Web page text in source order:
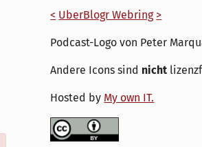
< UberBlogr Webring >
Podcast-Logo von Peter
Andere Icons sind nicht
Hosted by My own IT.